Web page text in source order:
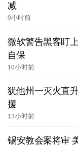
减
9小时前
微软警告黑客盯
自保
10小时前
犹他州一灭火直
援
13小时前
锡安教会案将审